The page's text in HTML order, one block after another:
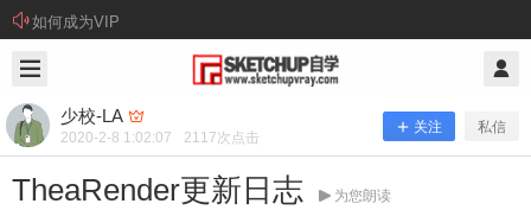
如何成为VIP
少校-LA
2020-2-8 1:02:07 2117次点击
关注 私信
TheaRender更新日志 为您朗读
少校-LA @ SketchUp自学